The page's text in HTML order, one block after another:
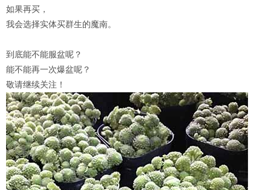
如果再买，
我会选择实体买群生的魔南。
到底能不能服盆呢？
能不能再一次爆盆呢？
敬请继续关注！